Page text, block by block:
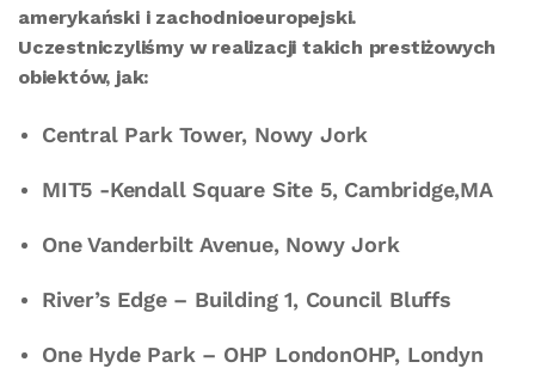
amerykański i zachodnioeuropejski.
Uczestniczyliśmy w realizacji takich prestiżowych
obiektów, jak:
Central Park Tower, Nowy Jork
MIT5 -Kendall Square Site 5, Cambridge,MA
One Vanderbilt Avenue, Nowy Jork
River’s Edge – Building 1, Council Bluffs
One Hyde Park – OHP LondonOHP, Londyn